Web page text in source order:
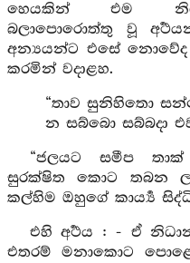
හෙයකින් එම
බලාපොරොත්තු වූ
අන්‍යයන්ට එසේ නොවේද
කරමින් වදාළහ.
“තාව සුනිහිතො
න සබ්බො සබ්බදා
“ජලයට සමීප
සුරක්ෂිත කොට තබන
කල්හිම ඔහුගේ කාර්‍ය්‍ය
එහි අර්‍ථය : - ඒ
එතරම් මනාකොට